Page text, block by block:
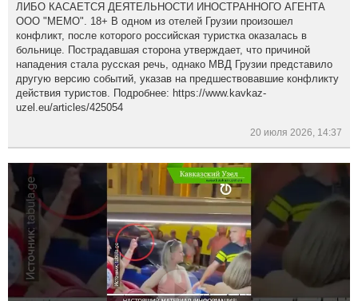
ЛИБО КАСАЕТСЯ ДЕЯТЕЛЬНОСТИ ИНОСТРАННОГО АГЕНТА
ООО "МЕМО". 18+ В одном из отелей Грузии произошел
конфликт, после которого российская туристка оказалась в
больнице. Пострадавшая сторона утверждает, что причиной
нападения стала русская речь, однако МВД Грузии представило
другую версию событий, указав на предшествовавшие конфликту
действия туристов. Подробнее: https://www.kavkaz-
uzel.eu/articles/425054
20 июля 2026, 14:37